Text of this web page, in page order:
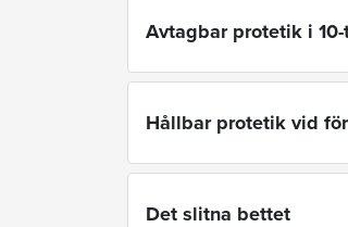
Avtagbar protetik i
Hållbar protetik vid
Det slitna bettet